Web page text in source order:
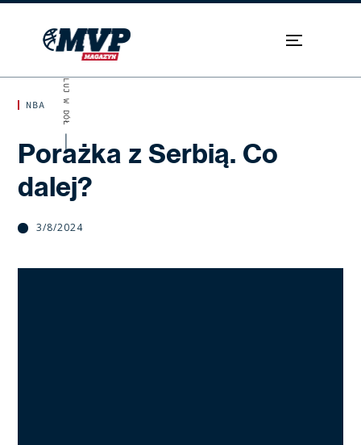
NBA
Porażka z Serbią. Co
dalej?
3/8/2024
SKROLUJ W DÓŁ